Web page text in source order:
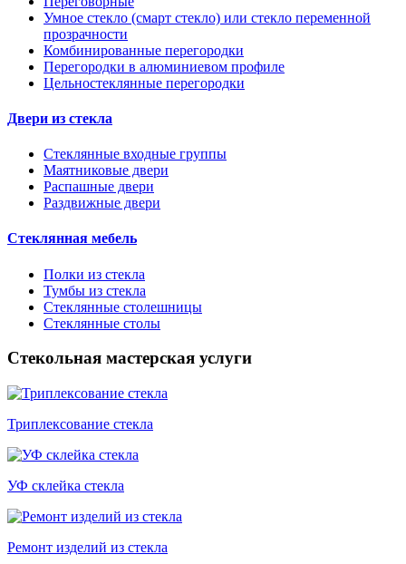
Умное стекло (смарт стекло) или стекло переменной
прозрачности
Комбинированные перегородки
Перегородки в алюминиевом профиле
Цельностеклянные перегородки
Двери из стекла
Стеклянные входные группы
Маятниковые двери
Распашные двери
Раздвижные двери
Стеклянная мебель
Полки из стекла
Тумбы из стекла
Стеклянные столешницы
Стеклянные столы
Стекольная мастерская услуги
Триплексование стекла
УФ склейка стекла
Ремонт изделий из стекла